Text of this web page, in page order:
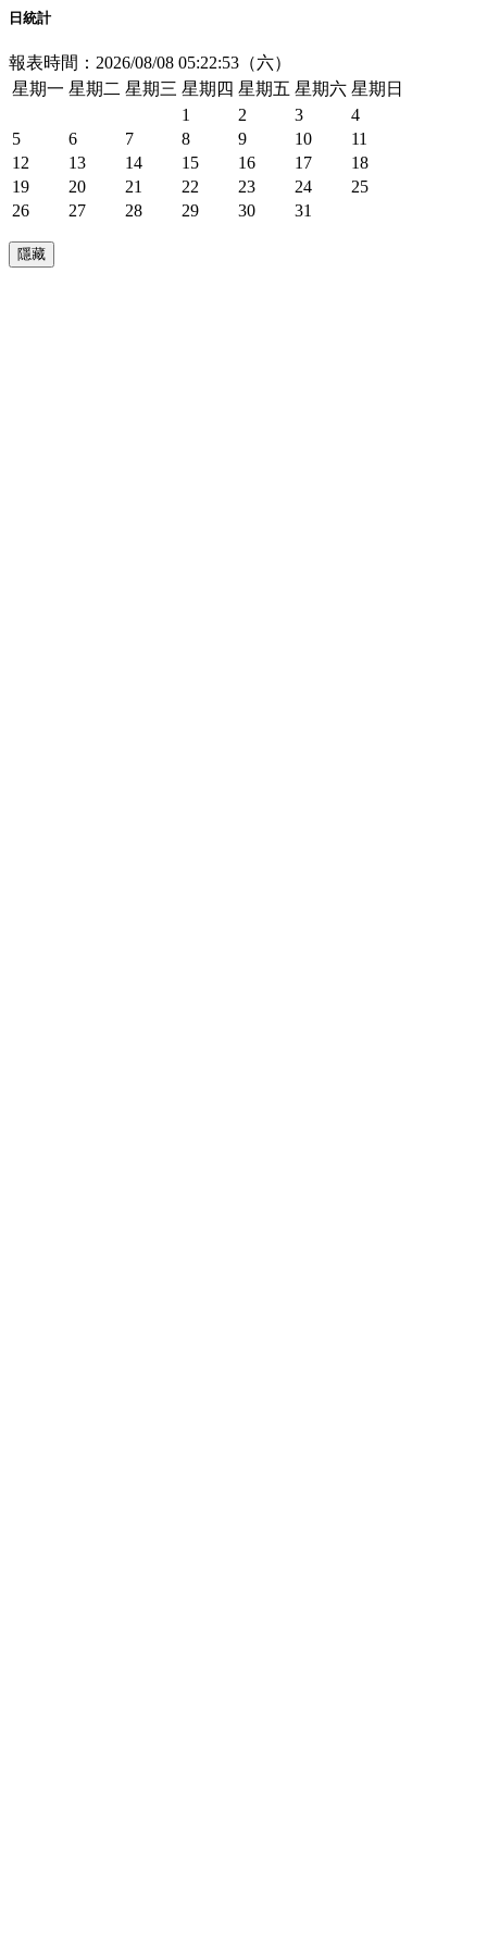
日統計
報表時間：2026/08/08 05:22:53（六）
星期一 星期二 星期三 星期四 星期五 星期六 星期日
1
2 3
4
5
6 7 8 9 10
11
12
13 14 15 16 17
18
19
20 21 22 23 24
25
26
27 28 29 30 31